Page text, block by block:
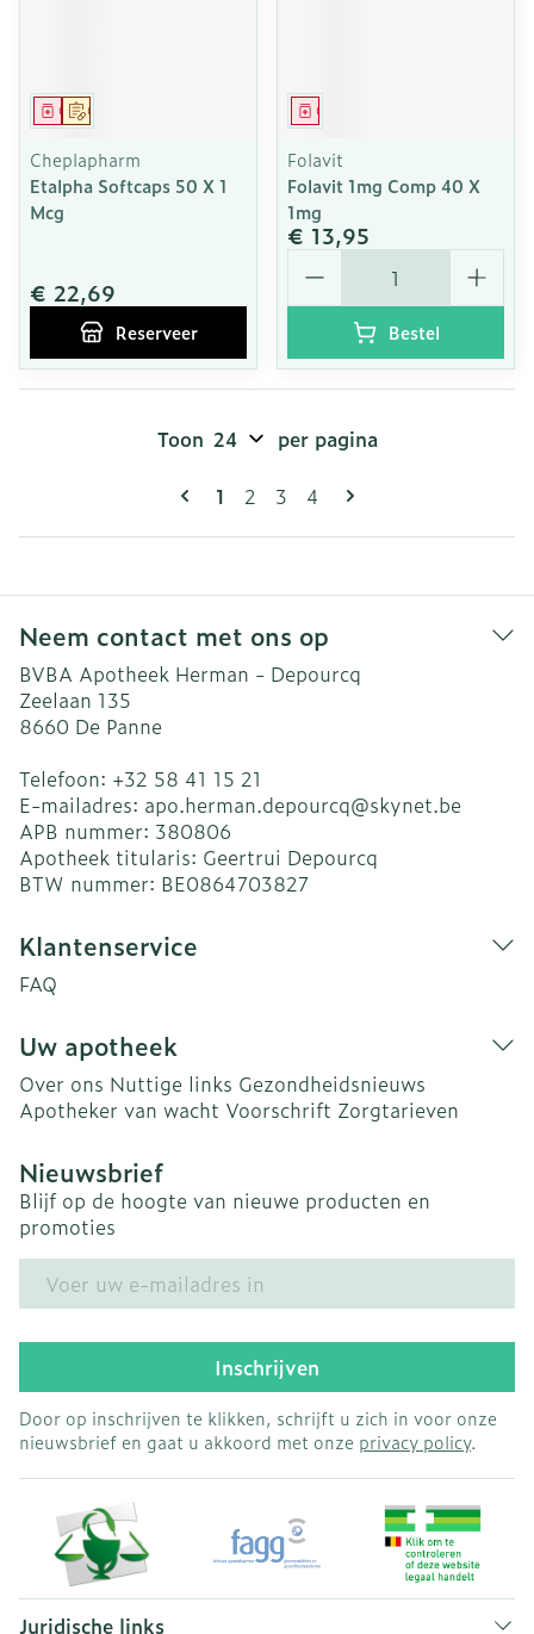
Op voorschrift
Geneesmiddel
Cheplapharm
Etalpha Softcaps 50 X 1
Mcg
€ 22,69
Reserveer
Geneesmiddel
Folavit
Folavit 1mg Comp 40 X
1mg
€ 13,95
Aantal
Bestel
Pagina's
U lees momenteel pagina
1 Pagina
2 Pagina
3 Pagina
4
Toon per pagina
Neem contact met ons op
BVBA Apotheek Herman - Depourcq
Zeelaan 135
8660 De Panne
Telefoon: +32 58 41 15 21
E-mailadres: apo.herman.depourcq@skynet.be
APB nummer: 380806
Apotheek titularis: Geertrui Depourcq
BTW nummer: BE0864703827
Klantenservice
FAQ
Uw apotheek
Over ons Nuttige links Gezondheidsnieuws
Apotheker van wacht Voorschrift Zorgtarieven
Nieuwsbrief
Blijf op de hoogte van nieuwe producten en
promoties
Inschrijven
Door op inschrijven te klikken, schrijft u zich in voor onze
nieuwsbrief en gaat u akkoord met onze privacy policy.
Juridische links